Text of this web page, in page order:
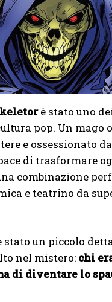
è stato uno
pop. Un mago
e ossessionato
di trasformare
combinazione
e teatrino da
stato un piccolo
nel mistero: chi
di diventare lo